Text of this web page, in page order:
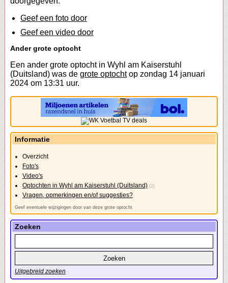
Geef een foto door
Geef een video door
Ander grote optocht
Een ander grote optocht in Wyhl am Kaiserstuhl
(Duitsland) was de grote optochtop zondag 14 januari
2024 om 13:31 uur.
Informatie
Overzicht
Foto's
Video's
Optochten in Wyhl am Kaiserstuhl (Duitsland) (2)
Vragen, opmerkingen en/of suggesties?
Geef eventuele wijzigingen door van deze grote optocht
Zoeken
Uitgebreid zoeken